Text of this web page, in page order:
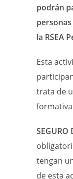
podrán
la RSEA
Esta
trata de
SEGURO
tengan
de esta